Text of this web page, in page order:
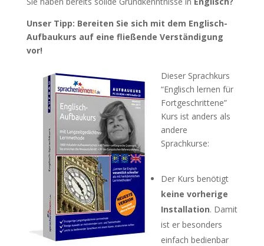
Unser Tipp: Bereiten Sie sich mit dem Englisch-
Aufbaukurs auf eine fließende Verständigung
vor!
Dieser Sprachkurs
“Englisch lernen für
Fortgeschrittene”
Kurs ist anders als
andere
Sprachkurse:
Der Kurs benötigt
keine vorherige
Installation. Damit
ist er besonders
einfach bedienbar